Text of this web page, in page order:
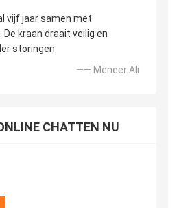
vijf jaar samen met
De kraan draait veilig en
storingen.
—— Meneer Ali
CHATTEN NU